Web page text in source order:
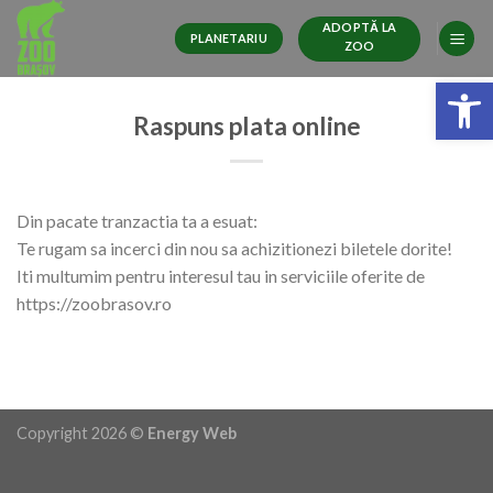
Deschide
Skip
content
PLANETARIU
ADOPTĂ LA
ZOO
Raspuns plata online
Din pacate tranzactia ta a esuat:
Te rugam sa incerci din nou sa achizitionezi biletele dorite!
Iti multumim pentru interesul tau in serviciile oferite de
https://zoobrasov.ro
Copyright 2026 © Energy Web